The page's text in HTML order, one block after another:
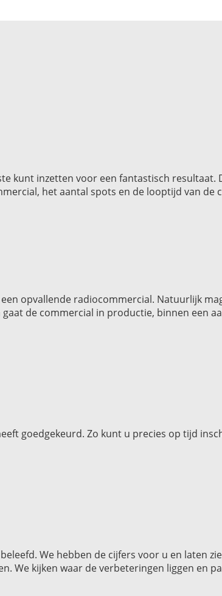
kunt inzetten voor een fantastisch resultaat.
het aantal spots en de looptijd van de
opvallende radiocommercial. Natuurlijk
de commercial in productie, binnen een
goedgekeurd. Zo kunt u precies op tijd
We hebben de cijfers voor u en laten
We kijken waar de verbeteringen liggen en